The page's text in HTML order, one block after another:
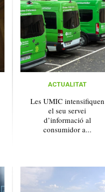
ACTUALITAT
Les UMIC intensifiquen
el seu servei
d’informació al
consumidor a...